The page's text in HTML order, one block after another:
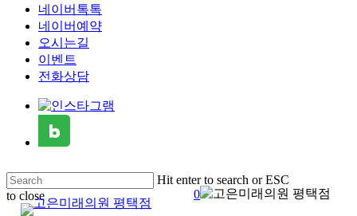
네이버톡톡
네이버예약
오시는길
이벤트
전화상담
to
main
content
Hit enter to search or ESC
to close
Close
search
0Menu